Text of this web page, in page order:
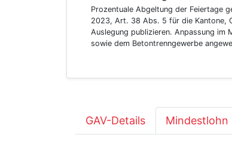
Prozentuale Abgeltung der Feiertage
2023, Art. 38 Abs. 5 für die Kantone,
Auslegung publizieren. Anpassung im
sowie dem Betontrenngewerbe
GAV-Details Mindestlohn